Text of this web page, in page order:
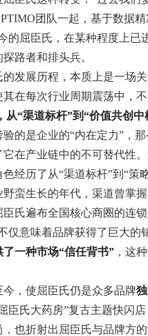
团队一起，基于数据
的屈臣氏，在某种程度上已
路者和排头兵。
发展历程，本质上是一场
在每次行业周期震荡中，
从“渠道标杆”到“价值共创中
的是企业的“内在定力”，
在产业链中的不可替代性
经历了从“渠道标杆”到“策
蛮生长的年代，渠道曾掌
氏遍布全国核心商圈的连
意味着品牌获得了巨大的
一种市场“信任背书”，这
，使屈臣氏仍是众多品牌
臣氏大药房”复古主题快闪
也折射出屈臣氏与品牌方